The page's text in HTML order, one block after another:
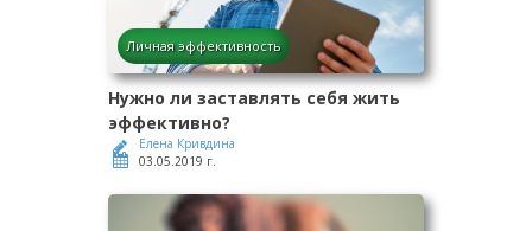
Личная эффективность
Нужно ли заставлять себя жить
эффективно?
Елена Кривдина
03.05.2019 г.